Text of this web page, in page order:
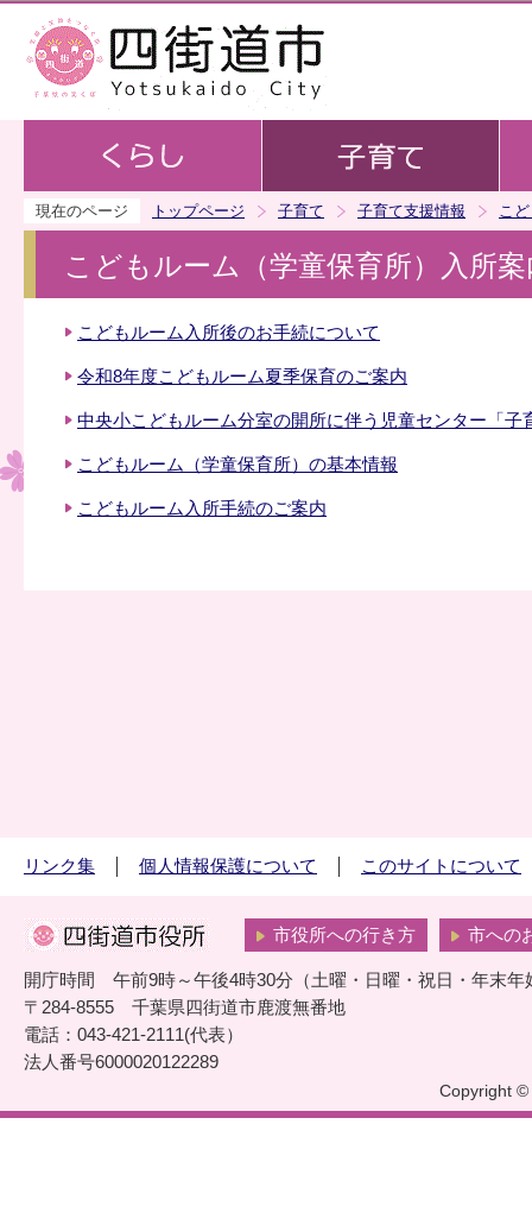
現在のページ トップページ 子育て 子育て支援情報 こ
こどもルーム（学童保育所）入所案
こどもルーム入所後のお手続について
令和8年度こどもルーム夏季保育のご案内
中央小こどもルーム分室の開所に伴う児童センター「子
こどもルーム（学童保育所）の基本情報
こどもルーム入所手続のご案内
リンク集 個人情報保護について このサイトについて
市役所への行き方 市への
開庁時間 午前9時～午後4時30分（土曜・日曜・祝日・年末年
〒284-8555 千葉県四街道市鹿渡無番地
電話：043-421-2111(代表）
法人番号6000020122289
Copyright ©